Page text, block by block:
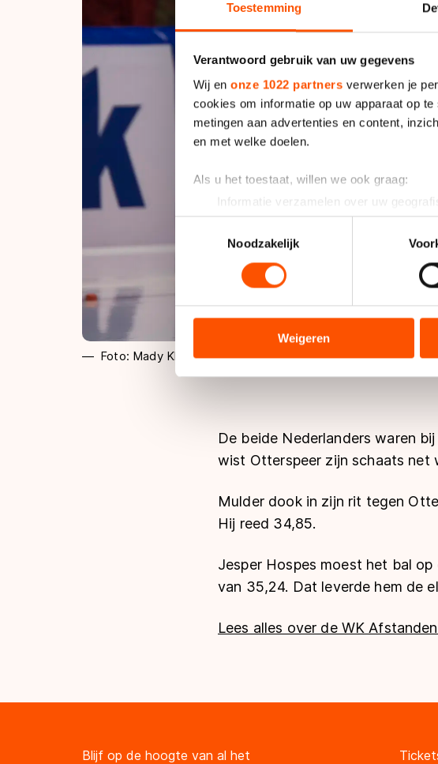
Toestemming
Verantwoord gebruik van uw gegevens
Wij en onze 1022 partners verwerken je
cookies om informatie op uw apparaat op
metingen aan advertenties en content,
en met welke doelen.
Als u het toestaat, willen we ook graag:
Informatie verzamelen over uw
Uw apparaat identificeren door het
Lees meer over hoe uw persoonlijke
toestemming op elk moment wijzigen of
analyseren. We delen informatie over uw
analyse. Zij kunnen deze combineren met
hun services. Sommige partners kunnen
adequaat beschermingsniveau geldt
Noodzakelijk
Weigeren
Foto: Mady Kleeven
De beide Nederlanders waren
wist Otterspeer zijn schaats net
Mulder dook in zijn rit tegen
Hij reed 34,85.
Jesper Hospes moest het bal
van 35,24. Dat leverde hem de
Lees alles over de WK
Blijf op de hoogte van al het